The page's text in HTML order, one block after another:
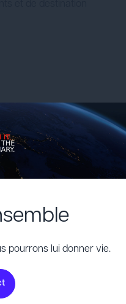
pourrons lui donner vie.